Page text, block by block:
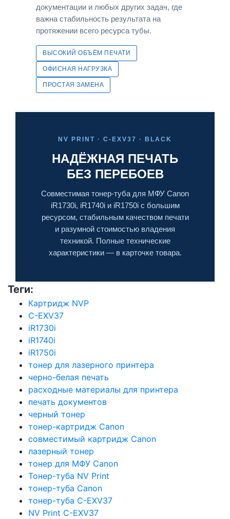
документации и любых других задач, где
важна стабильность результата на
протяжении всего ресурса тубы.
ВЫСОКИЙ ОБЪЁМ ПЕЧАТИ
ОФИСНАЯ НАГРУЗКА
ПРОСТАЯ ЗАМЕНА
NV PRINT · C-EXV37 · BLACK
НАДЁЖНАЯ ПЕЧАТЬ
БЕЗ ПЕРЕБОЕВ
Совместимая тонер-туба для МФУ Canon
iR1730i, iR1740i и iR1750i с большим
ресурсом, стабильным качеством печати
и разумной стоимостью владения
техникой. Полные технические
характеристики — в карточке товара.
Теги:
Картридж NVP
C-EXV37
iR1730i
iR1740i
iR1750i
тонер для лазерного принтера
черно-белая печать
расходные материалы для принтера
печать документов
черный тонер
тонер-картридж Canon
совместимый картридж Canon
лазерный тонер
тонер для МФУ Canon
Тонер-туба NV Print
тонер-туба Canon
тонер-туба C-EXV37
NV Print C-EXV37